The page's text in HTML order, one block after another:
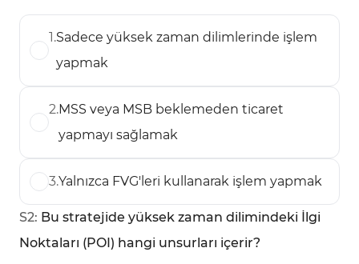
1.Sadece yüksek zaman dilimlerinde işlem
yapmak
2.MSS veya MSB beklemeden ticaret
yapmayı sağlamak
3.Yalnızca FVG'leri kullanarak işlem yapmak
S2: Bu stratejide yüksek zaman dilimindeki İlgi
Noktaları (POI) hangi unsurları içerir?